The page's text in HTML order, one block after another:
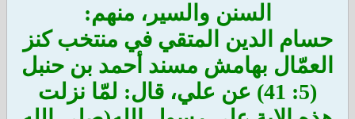
السنن والسير، منهم:
حسام الدين المتقي في منتخب كنز
العمّال بهامش مسند أحمد بن حنبل
(5: 41) عن علي، قال: لمّا نزلت